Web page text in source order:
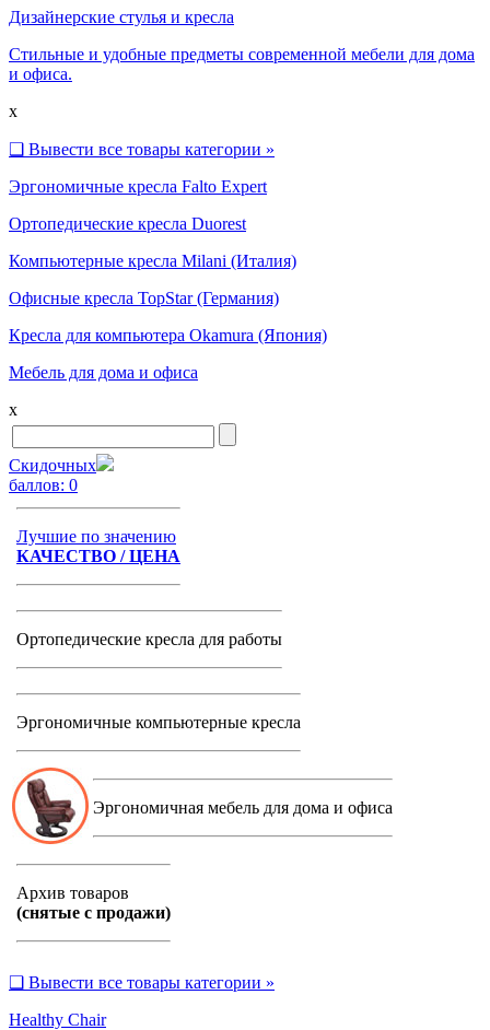
Дизайнерские стулья и кресла
Стильные и удобные предметы современной мебели для дома
и офиса.
x
❑ Вывести все товары категории »
Эргономичные кресла Falto Expert
Ортопедические кресла Duorest
Компьютерные кресла Milani (Италия)
Офисные кресла TopStar (Германия)
Кресла для компьютера Okamura (Япония)
Мебель для дома и офиса
x
Скидочных
баллов: 0
Лучшие по значению
КАЧЕСТВО / ЦЕНА
Ортопедические кресла для работы
Эргономичные компьютерные кресла
Эргономичная мебель для дома и офиса
Архив товаров
(снятые с продажи)
❑ Вывести все товары категории »
Healthy Chair